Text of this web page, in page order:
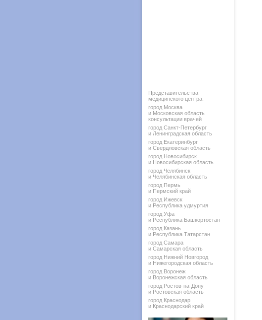
Представительства
медицинского центра:
город Москва
и Московская область
консультации врачей
город Санкт-Петербург
и Ленинградская область
город Екатеринбург
и Свердловская область
город Новосибирск
и Новосибирская область
город Челябинск
и Челябинская область
город Пермь
и Пермский край
город Ижевск
и Республика удмуртия
город Уфа
и Республика Башкортостан
город Казань
и Республика Татарстан
город Самара
и Самарская область
город Нижний Новгород
и Нижегородская область
город Воронеж
и Воронежская область
город Ростов-на-Дону
и Ростовская область
город Краснодар
и Краснодарский край